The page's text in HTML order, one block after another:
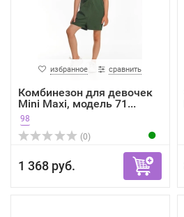
избранное сравнить
Комбинезон для девочек
Mini Maxi, модель 71...
98
(0)
1 368 руб.